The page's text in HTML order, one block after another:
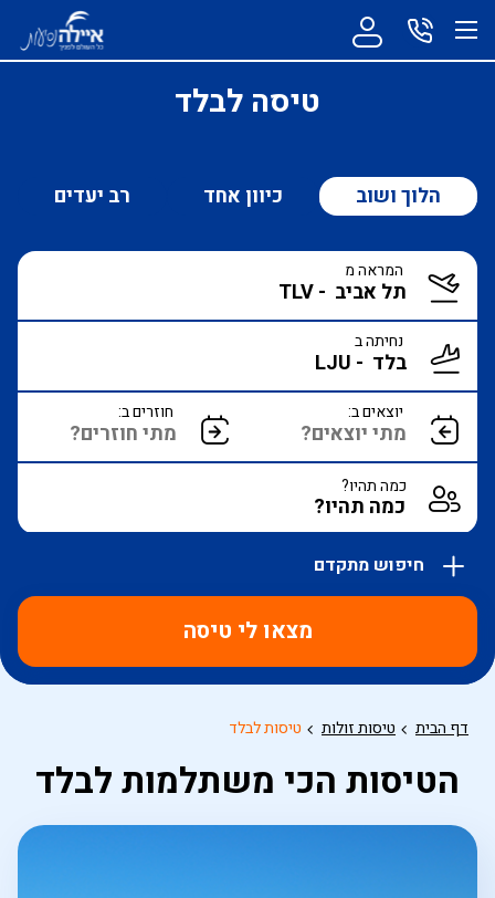
טיסה לבלד
הלוך ושוב כיוון אחד רב יעדים
המראה מ
נחיתה ב
יוצאים ב: חוזרים ב:
כמה תהיו?
מצאו לי טיסה
אפשרויות
מוצגות
הכפתור
דף הבית טיסות זולות טיסות לבלד
הטיסות הכי משתלמות לבלד